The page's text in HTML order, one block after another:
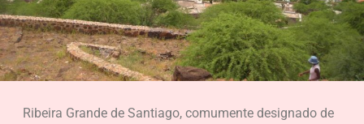
Ribeira Grande de Santiago, comumente designado de